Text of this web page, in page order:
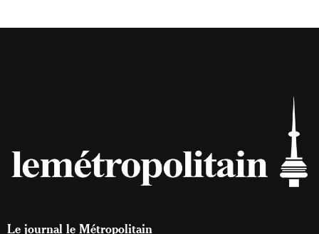
Le journal le Métropolitain